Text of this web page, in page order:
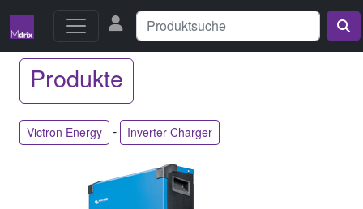
Produkte
Victron Energy - Inverter Charger